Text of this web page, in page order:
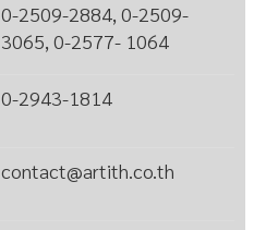
0-2509-2884, 0-2509-
3065, 0-2577- 1064
0-2943-1814
contact@artith.co.th